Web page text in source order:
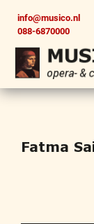
info@musico.nl
088-6870000
Fatma